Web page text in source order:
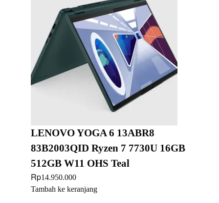
LENOVO YOGA 6 13ABR8
83B2003QID Ryzen 7 7730U 16GB
512GB W11 OHS Teal
Rp14.950.000
Tambah ke keranjang